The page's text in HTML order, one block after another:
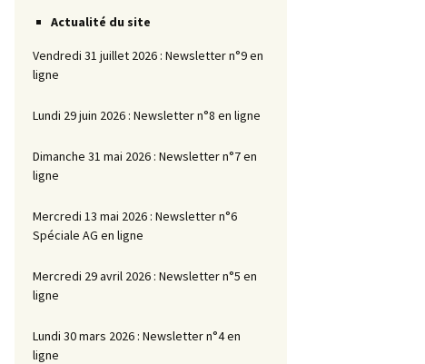
Actualité du site
Vendredi 31 juillet 2026 : Newsletter n°9 en
ligne
Lundi 29 juin 2026 : Newsletter n°8 en ligne
Dimanche 31 mai 2026 : Newsletter n°7 en
ligne
Mercredi 13 mai 2026 : Newsletter n°6
Spéciale AG en ligne
Mercredi 29 avril 2026 : Newsletter n°5 en
ligne
Lundi 30 mars 2026 : Newsletter n°4 en
ligne